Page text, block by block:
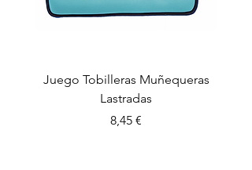
Juego Tobilleras Muñequeras
Lastradas
Precio
8,45 €